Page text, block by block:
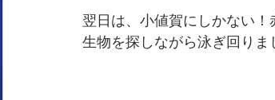
翌日は、小値賀にしかない！
生物を探しながら泳ぎ回りま